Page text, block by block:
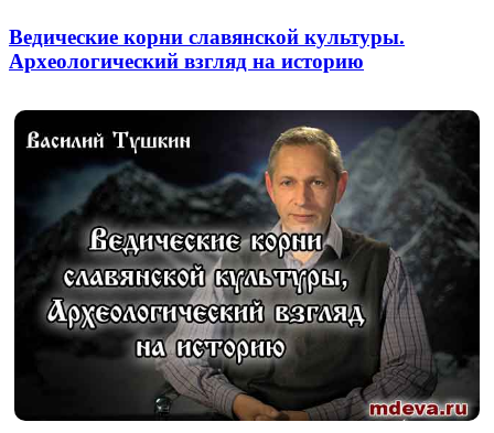
Ведические корни славянской культуры.
Археологический взгляд на историю